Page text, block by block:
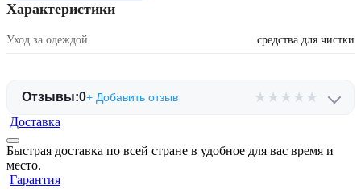
Характеристики
Уход за одеждой средства для чистки
Отзывы:0+ Добавить отзыв ★ ★ ★ ★ ★
Доставка
Быстрая доставка по всей стране в удобное для вас время и
место.
Гарантия